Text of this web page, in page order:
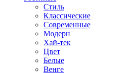
Стиль
Классические
Современные
Модерн
Хай-тек
Цвет
Белые
Венге